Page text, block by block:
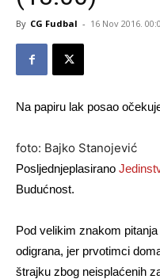
By CG Fudbal - 16 Nov 2016.
Na papiru lak posao
foto: Bajko Stanojević
Posljednjeplasirano
Budućnost.
Pod velikim znakom
odigrana, jer prvotimci
štrajku zbog neisplaćenih